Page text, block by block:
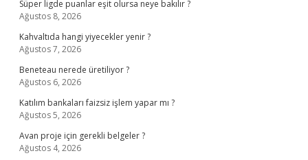
Süper ligde puanlar eşit olursa neye bakılır ?
Ağustos 8, 2026
Kahvaltıda hangi yiyecekler yenir ?
Ağustos 7, 2026
Beneteau nerede üretiliyor ?
Ağustos 6, 2026
Katılım bankaları faizsiz işlem yapar mı ?
Ağustos 5, 2026
Avan proje için gerekli belgeler ?
Ağustos 4, 2026